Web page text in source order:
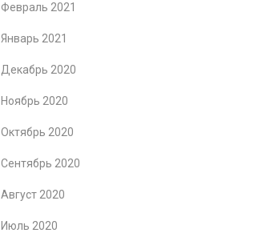
Февраль 2021
Январь 2021
Декабрь 2020
Ноябрь 2020
Октябрь 2020
Сентябрь 2020
Август 2020
Июль 2020